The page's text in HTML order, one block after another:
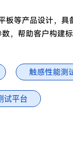
板等产品设计，
，帮助客户构建
触感性能测
试平台